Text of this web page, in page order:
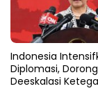
Indonesia
Diplomasi, Dorong
Deeskalasi